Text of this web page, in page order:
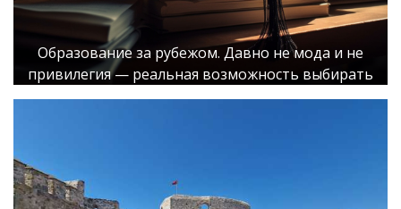
Образование за рубежом. Давно не мода и не
привилегия — реальная возможность выбирать